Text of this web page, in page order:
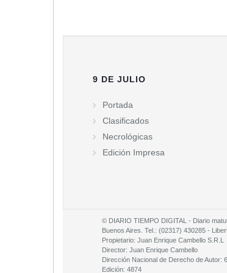
9 DE JULIO
Portada
Clasificados
Necrológicas
Edición Impresa
© DIARIO TIEMPO DIGITAL - Diario
Buenos Aires. Tel.: (02317) 430285 -
Propietario: Juan Enrique Cambello S.R.L
Director: Juan Enrique Cambello
Dirección Nacional de Derecho de Autor:
Edición: 4874